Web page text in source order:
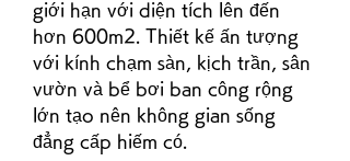
giới hạn với diện tích lên đến
hơn 600m2. Thiết kế ấn tượng
với kính chạm sàn, kịch trần, sân
vườn và bể bơi ban công rộng
lớn tạo nên không gian sống
đẳng cấp hiếm có.